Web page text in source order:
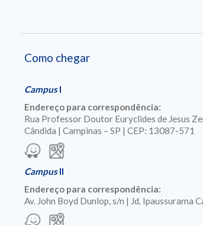
Como chegar
CampusI
Endereço para correspondência:
Rua Professor Doutor Euryclides de Jesus
Cândida | Campinas – SP | CEP: 13087-571
CampusII
Endereço para correspondência:
Av. John Boyd Dunlop, s/n | Jd. Ipaussurama